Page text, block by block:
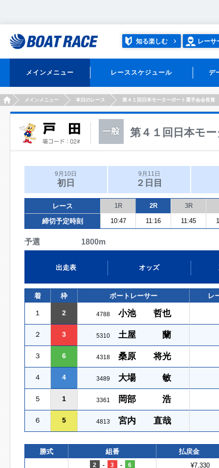
知る楽しむ レーサ
メインメニュー レーススケジュール デ
HOMEメインメニュー 本日のレース 第４１回日本モーターボート選手会会長賞
第４１回日本モ
9月10日
初日
9月11日
２日目
レース 1R 2R 3R
締切予定時刻 10:47 11:16 11:45
予選 1800m
出走表 オッズ
着 枠 ボートレーサー レ
１ 2 4788 小池 哲也
２ 3 5310 土屋 蘭
３ 6 4318 桑原 将光
４ 4 3489 大場 敏
５ 1 3361 岡部 浩
６ 5 4813 宮内 直哉
勝式 組番 払戻金
2 - 3 - 6 ¥7,330